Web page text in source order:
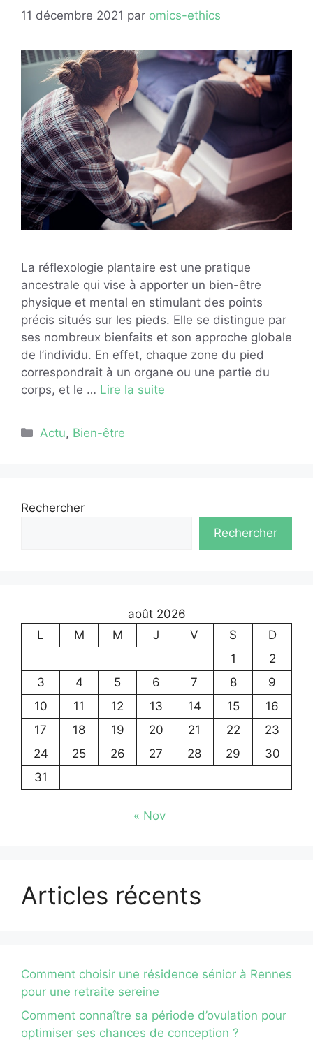
11 décembre 2021 par omics-ethics
La réflexologie plantaire est une pratique
ancestrale qui vise à apporter un bien-être
physique et mental en stimulant des points
précis situés sur les pieds. Elle se distingue par
ses nombreux bienfaits et son approche globale
de l’individu. En effet, chaque zone du pied
correspondrait à un organe ou une partie du
corps, et le … Lire la suite
Catégories
Actu, Bien-être
Rechercher
Rechercher
août 2026
L
M M J V S
D
1
2
3
4 5 6 7 8
9
10
11 12 13 14 15
16
17
18 19 20 21 22
23
24
25 26 27 28 29
30
31
« Nov
Articles récents
Comment choisir une résidence sénior à Rennes
pour une retraite sereine
Comment connaître sa période d’ovulation pour
optimiser ses chances de conception ?